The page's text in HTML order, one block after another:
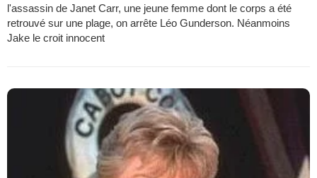
l'assassin de Janet Carr, une jeune femme dont le corps a été
retrouvé sur une plage, on arrête Léo Gunderson. Néanmoins
Jake le croit innocent